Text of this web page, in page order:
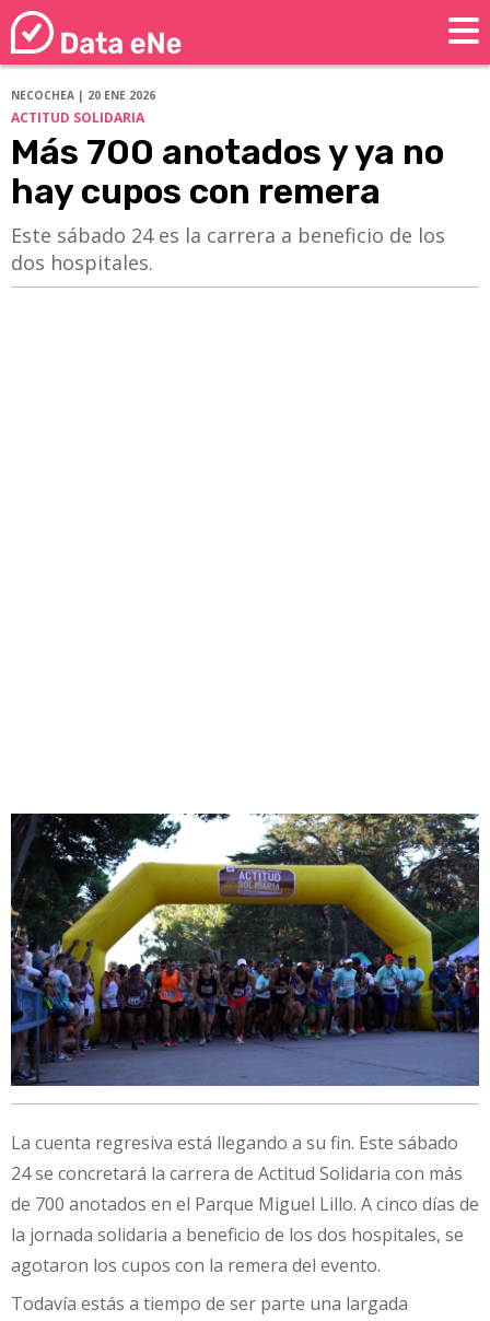
NECOCHEA | 20 ENE 2026
ACTITUD SOLIDARIA
Más 700 anotados y ya no
hay cupos con remera
Este sábado 24 es la carrera a beneficio de los
dos hospitales.
La cuenta regresiva está llegando a su fin. Este sábado
24 se concretará la carrera de Actitud Solidaria con más
de 700 anotados en el Parque Miguel Lillo. A cinco días de
la jornada solidaria a beneficio de los dos hospitales, se
agotaron los cupos con la remera del evento.
Todavía estás a tiempo de ser parte una largada